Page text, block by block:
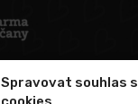
Spravovat souhlas s